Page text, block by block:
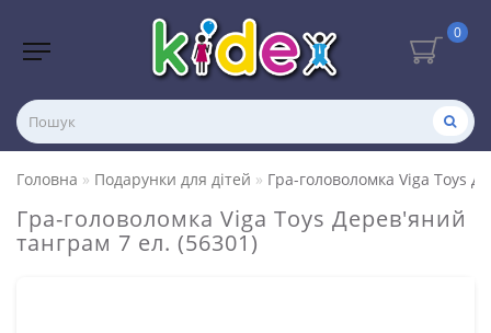
0
Головна Подарунки для дітей Гра-головоломка Viga Toys
Гра-головоломка Viga Toys Дерев'яний
танграм 7 ел. (56301)